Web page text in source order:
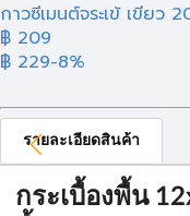
กาวซีเมนต์จระเข้ เขียว
฿ 209
฿ 229-8%
รายละเอียดสินค้า
กระเบื้องพื้น